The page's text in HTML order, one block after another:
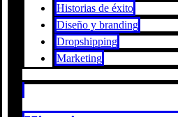
Historias de éxito
Diseño y branding
Dropshipping
Marketing